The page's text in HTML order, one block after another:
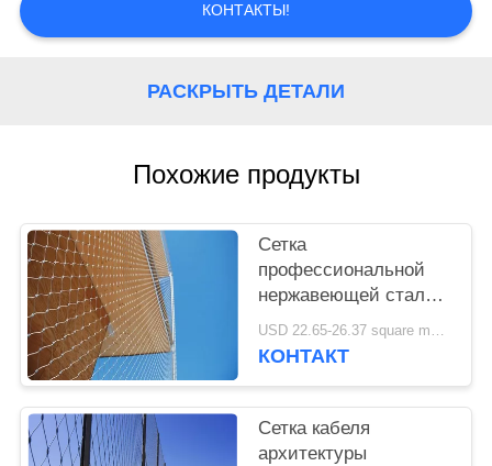
КОНТАКТЫ!
РАСКРЫТЬ ДЕТАЛИ
Похожие продукты
Сетка
профессиональной
нержавеющей стали
архитектурноакустическая
коррозионностойкая
USD 22.65-26.37 square meters MOQ:10 квадратных метров
КОНТАКТ
Сетка кабеля
архитектуры